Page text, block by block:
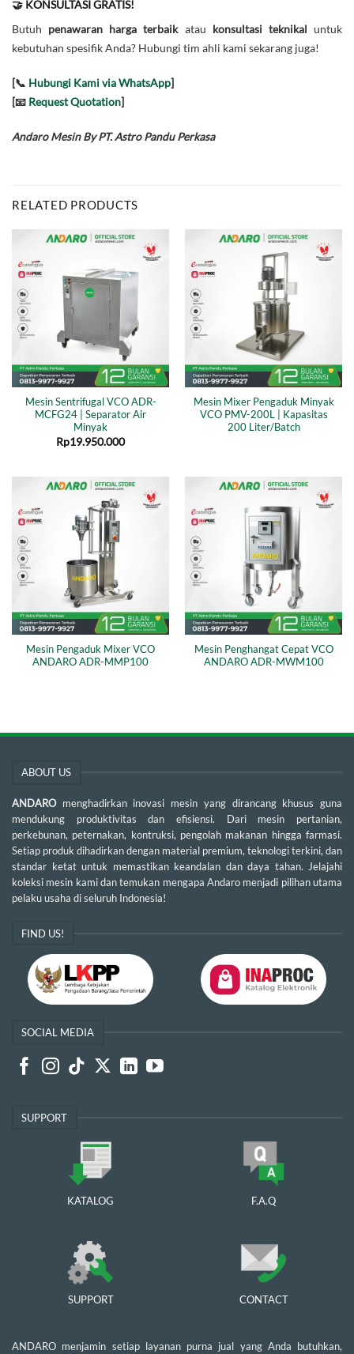
🤝 KONSULTASI GRATIS!
Butuh penawaran harga terbaikatau konsultasi teknikal untuk
kebutuhan spesifik Anda? Hubungi tim ahli kami sekarang juga!
[📞 Hubungi Kami via WhatsApp]
[📧 Request Quotation]
Andaro Mesin By PT. Astro Pandu Perkasa
RELATED PRODUCTS
Mesin Sentrifugal VCO ADR-
MCFG24 | Separator Air
Minyak
Rp19.950.000
Mesin Mixer Pengaduk Minyak
VCO PMV-200L | Kapasitas
200 Liter/Batch
Mesin Pengaduk Mixer VCO
ANDARO ADR-MMP100
Mesin Penghangat Cepat VCO
ANDARO ADR-MWM100
ABOUT US
ANDARO menghadirkan inovasi mesin yang dirancang khusus guna
mendukung produktivitas dan efisiensi. Dari mesin pertanian,
perkebunan, peternakan, kontruksi, pengolah makanan hingga farmasi.
Setiap produk dihadirkan dengan material premium, teknologi terkini, dan
standar ketat untuk memastikan keandalan dan daya tahan. Jelajahi
koleksi mesin kami dan temukan mengapa Andaro menjadi pilihan utama
pelaku usaha di seluruh Indonesia!
FIND US!
SOCIAL MEDIA
SUPPORT
KATALOG F.A.Q
SUPPORT CONTACT
ANDARO menjamin setiap layanan purna jual yang Anda butuhkan,